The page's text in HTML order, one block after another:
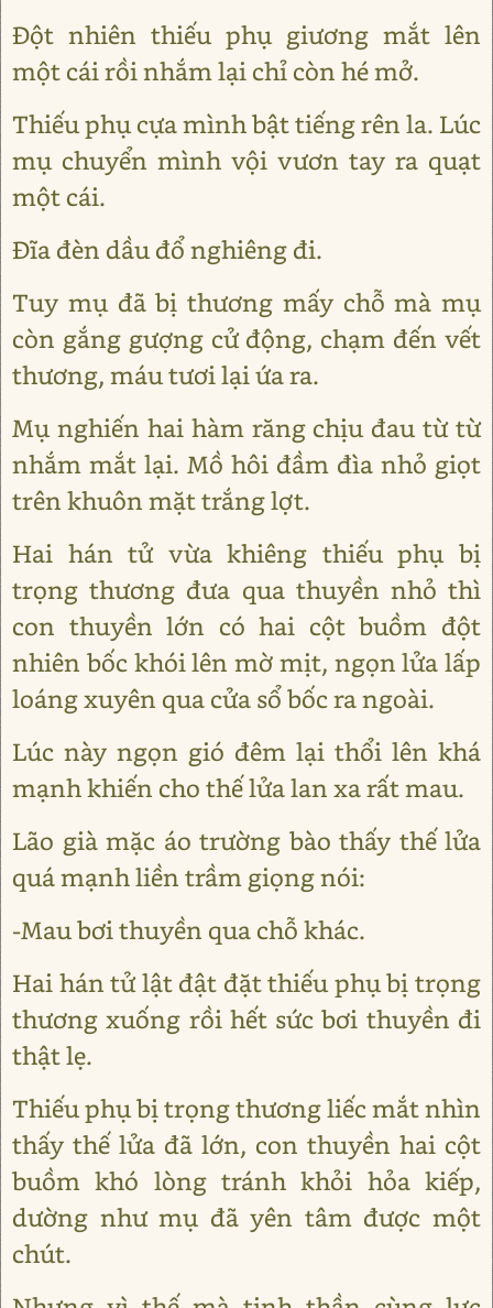
Ðột nhiên thiếu phụ giương mắt lên
một cái rồi nhắm lại chỉ còn hé mở.
Thiếu phụ cựa mình bật tiếng rên la. Lúc
mụ chuyển mình vội vươn tay ra quạt
một cái.
Ðĩa đèn dầu đổ nghiêng đi.
Tuy mụ đã bị thương mấy chỗ mà mụ
còn gắng gượng cử động, chạm đến vết
thương, máu tươi lại ứa ra.
Mụ nghiến hai hàm răng chịu đau từ từ
nhắm mắt lại. Mồ hôi đầm đìa nhỏ giọt
trên khuôn mặt trắng lợt.
Hai hán tử vừa khiêng thiếu phụ bị
trọng thương đưa qua thuyền nhỏ thì
con thuyền lớn có hai cột buồm đột
nhiên bốc khói lên mờ mịt, ngọn lửa lấp
loáng xuyên qua cửa sổ bốc ra ngoài.
Lúc này ngọn gió đêm lại thổi lên khá
mạnh khiến cho thế lửa lan xa rất mau.
Lão già mặc áo trường bào thấy thế lửa
quá mạnh liền trầm giọng nói:
-Mau bơi thuyền qua chỗ khác.
Hai hán tử lật đật đặt thiếu phụ bị trọng
thương xuống rồi hết sức bơi thuyền đi
thật lẹ.
Thiếu phụ bị trọng thương liếc mắt nhìn
thấy thế lửa đã lớn, con thuyền hai cột
buồm khó lòng tránh khỏi hỏa kiếp,
dường như mụ đã yên tâm được một
chút.